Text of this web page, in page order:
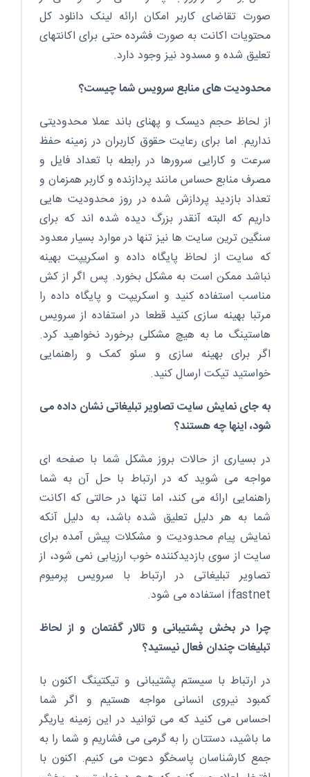
صورت تقاضای کاربر امکان ارائه لینک دانلود کل
محتویات اکانت به صورت فشرده حتی برای اکانتهای
تعلیق شده و مسدود نیز وجود دارد.
محدودیت های منابع سرویس شما چیست؟
از لحاظ حجم دیسک و پهنای باند عملا محدودیتی
نداریم. اما برای رعایت حقوق کاربران در زمینه حفظ
سرعت و کارایی سرورها در رابطه با تعداد فایل و
مصرف منابع حساس مانند پردازنده و کاربر همزمان و
تعداد بازدید پردازش شده در روز محدودیت هایی
داریم که البته آنقدر بزرگ دیده شده اند که برای
سنگین ترین سایت ها نیز تنها در موارد بسیار معدود
که سایت از لحاظ پایگاه داده و اسکریپت بهینه
نباشد ممکن است به مشکل بخورد. پس اگر از کش
مناسب استفاده کنید و اسکریپت و پایگاه داده را
مرتبا بهینه سازی کنید قطعا در استفاده از سرویس
هاستینگ ما به هیچ مشکلی برخورد نخواهید کرد.
اگر برای بهینه سازی و سئو کمک و راهنمایی
خواستید تیکت ارسال کنید.
به جای نمایش سایت تصاویر تبلیغاتی نشان داده می
شود، اینها چه هستند؟
در بسیاری از حالات بروز مشکل شما با صفحه ای
مواجه می شوید که در ارتباط با حل آن به شما
راهنمایی ارائه می کند، اما تنها در حالتی که اکانت
شما به هر دلیل تعلیق شده باشد، به دلیل آنکه
نمایش پیام محدودیت و مشکلات پیش آمده برای
سایت از سوی بازدیدکننده خوب ارزیابی نمی شود، از
تصاویر تبلیغاتی در ارتباط با سرویس پرمیوم
ifastnet استفاده می شود.
چرا در بخش پشتیبانی و تالار گفتمان و از لحاظ
تبلیغات چندان فعال نیستید؟
در ارتباط با سیستم پشتیبانی و تیکتینگ اکنون با
کمبود نیروی انسانی مواجه هستیم و اگر شما
احساس می کنید که می توانید در این زمینه یاریگر
ما باشید، دستتان را به گرمی می فشاریم و شما را به
جمع کارشناسان پاسخگو دعوت می کنیم. اکنون با